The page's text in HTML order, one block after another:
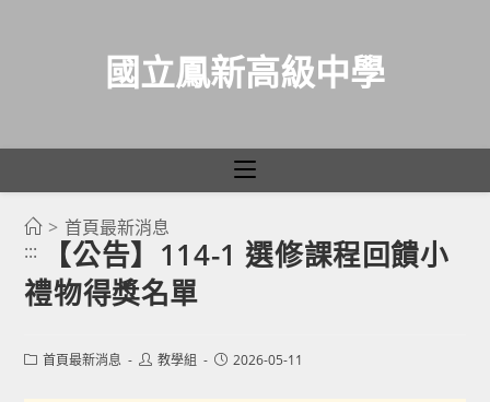
國立鳳新高級中學
> 首頁最新消息
:::
【公告】114-1 選修課程回饋小
禮物得獎名單
Post首頁最新消息
Post教學組
Post2026-05-11